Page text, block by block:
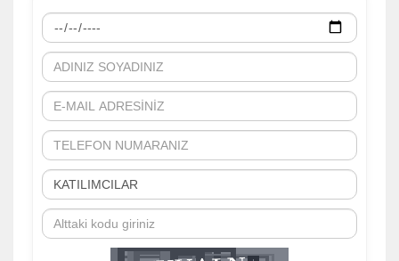
Zorunlu Çerezler
Oturum yönetimi, güvenlik ve temel site işlevleri için
gereklidir. Bu çerezler olmadan site düzgün çalışmaz ve
İstatistik Çerezleri
Ziyaretçilerin siteyi nasıl kullandığını anonim olarak ölçeriz.
Hangi sayfaların popüler olduğunu ve kullanıcıların nerede